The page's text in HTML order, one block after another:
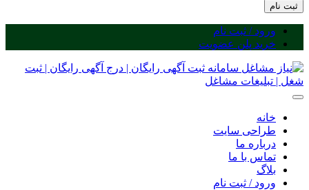
ثبت نام
ورود / ثبت نام
خرید پلن عضویت
خانه
طراحی سایت
درباره ما
تماس با ما
بلاگ
ورود / ثبت نام